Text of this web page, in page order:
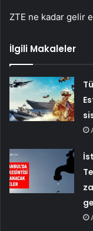
ZTE ne kadar gelir
İlgili Makaleler